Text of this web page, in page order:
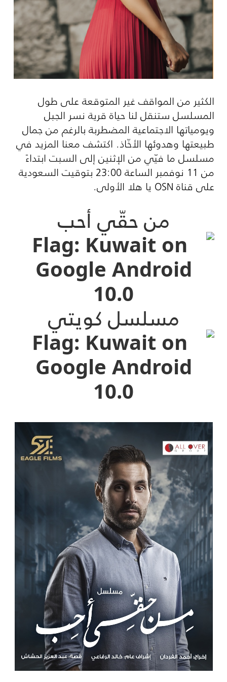
الكثير من المواقف غير المتوقعة على طول
المسلسل ستنقل لنا حياة قرية نسر الجبل
ويومياتها الاجتماعية المضطربة بالرغم من جمال
طبيعتها وهدوئها الأخّاذ. اكتشف معنا المزيد في
مسلسل ما فيّي من الإثنين إلى السبت ابتداءً
من 11 نوفمبر الساعة 23:00 بتوقيت السعودية
على قناةOSN يا هلا الأولى.
من حقّي أحب
مسلسل كويتي